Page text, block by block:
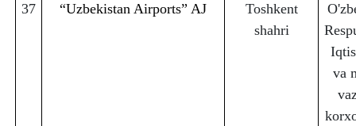
37 “Uzbekistan Airports” AJ
Toshkent
shahri
va